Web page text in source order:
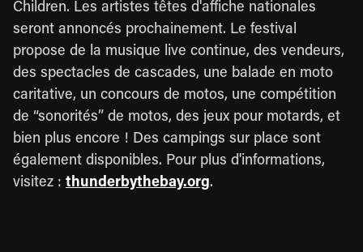
Children. Les artistes têtes d'affiche nationales
seront annoncés prochainement. Le festival
propose de la musique live continue, des vendeurs,
des spectacles de cascades, une balade en moto
caritative, un concours de motos, une compétition
de “sonorités” de motos, des jeux pour motards, et
bien plus encore ! Des campings sur place sont
également disponibles. Pour plus d'informations,
visitez : thunderbythebay.org.